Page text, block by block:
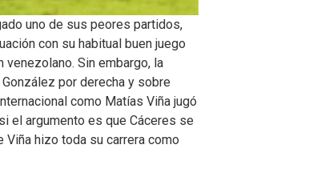
uno de sus peores partidos,
con su habitual buen juego
Sin embargo, la
por derecha y sobre
como Matías Viña jugó
el argumento es que Cáceres se
Viña hizo toda su carrera como